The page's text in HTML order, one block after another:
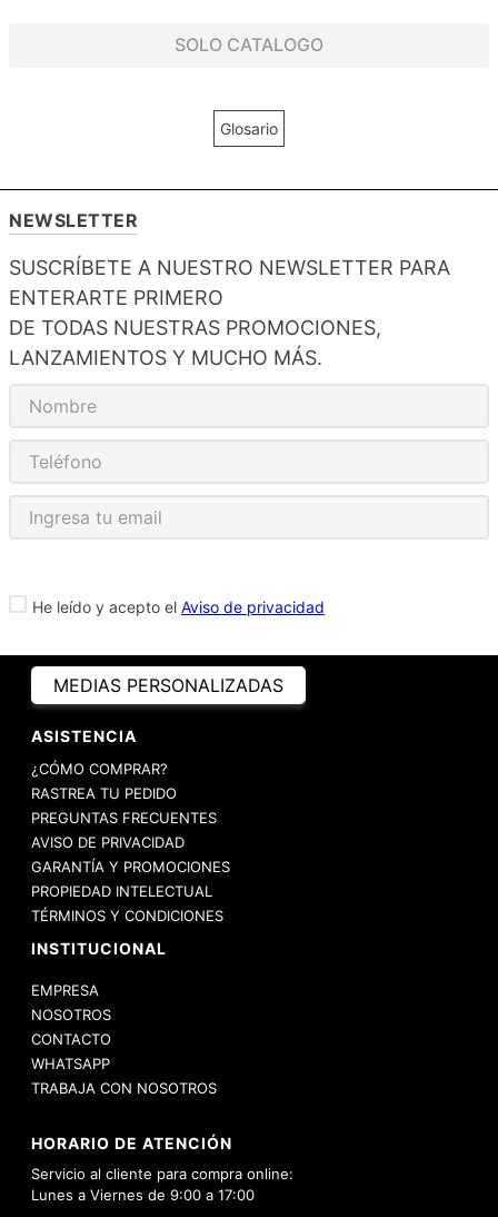
SOLO CATALOGO
Glosario
NEWSLETTER
SUSCRÍBETE A NUESTRO NEWSLETTER PARA
ENTERARTE PRIMERO
DE TODAS NUESTRAS PROMOCIONES,
LANZAMIENTOS Y MUCHO MÁS.
He leído y acepto el Aviso de privacidad
MEDIAS PERSONALIZADAS
ASISTENCIA
¿CÓMO COMPRAR?
RASTREA TU PEDIDO
PREGUNTAS FRECUENTES
AVISO DE PRIVACIDAD
GARANTÍA Y PROMOCIONES
PROPIEDAD INTELECTUAL
TÉRMINOS Y CONDICIONES
INSTITUCIONAL
EMPRESA
NOSOTROS
CONTACTO
WHATSAPP
TRABAJA CON NOSOTROS
HORARIO DE ATENCIÓN
Servicio al cliente para compra online:
Lunes a Viernes de 9:00 a 17:00